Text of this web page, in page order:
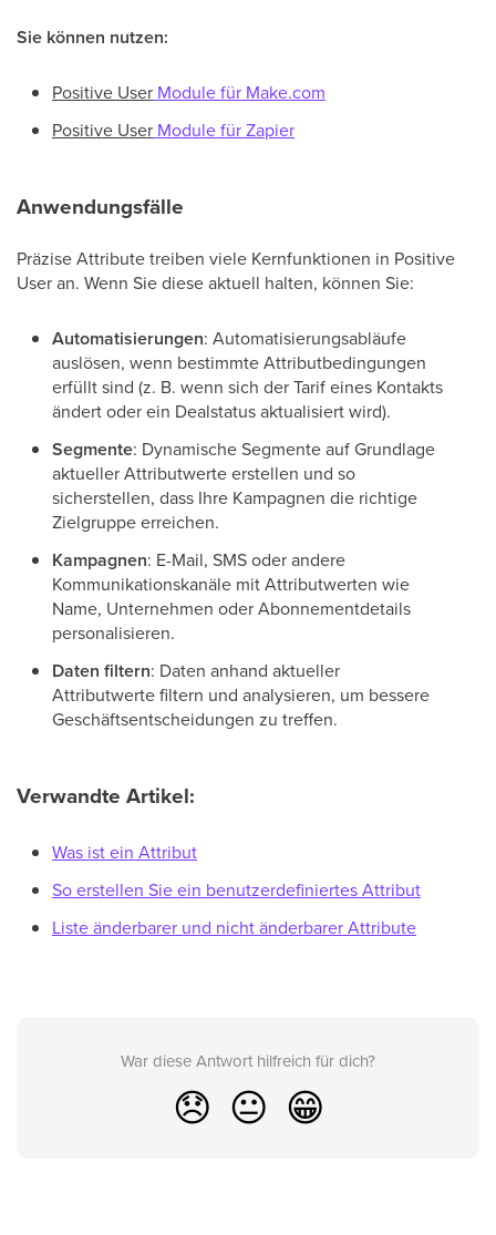
Sie können nutzen:
Positive User Module für Make.com
Positive User Module für Zapier
Anwendungsfälle
Präzise Attribute treiben viele Kernfunktionen in Positive
User an. Wenn Sie diese aktuell halten, können Sie:
Automatisierungen: Automatisierungsabläufe
auslösen, wenn bestimmte Attributbedingungen
erfüllt sind (z. B. wenn sich der Tarif eines Kontakts
ändert oder ein Dealstatus aktualisiert wird).
Segmente: Dynamische Segmente auf Grundlage
aktueller Attributwerte erstellen und so
sicherstellen, dass Ihre Kampagnen die richtige
Zielgruppe erreichen.
Kampagnen: E-Mail, SMS oder andere
Kommunikationskanäle mit Attributwerten wie
Name, Unternehmen oder Abonnementdetails
personalisieren.
Daten filtern: Daten anhand aktueller
Attributwerte filtern und analysieren, um bessere
Geschäftsentscheidungen zu treffen.
Verwandte Artikel:
Was ist ein Attribut
So erstellen Sie ein benutzerdefiniertes Attribut
Liste änderbarer und nicht änderbarer Attribute
War diese Antwort hilfreich für dich?
😞 😐 😁